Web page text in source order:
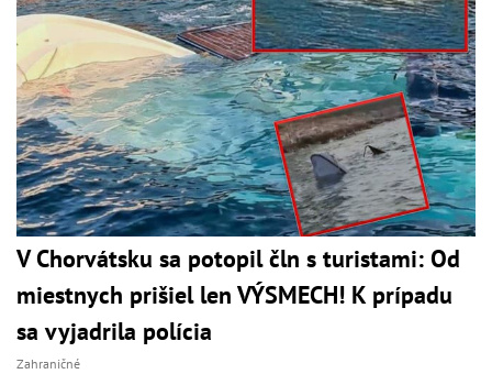
V Chorvátsku sa potopil čln s turistami: Od
miestnych prišiel len VÝSMECH! K prípadu
sa vyjadrila polícia
Zahraničné